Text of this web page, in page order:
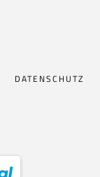
DATENSCHUTZ